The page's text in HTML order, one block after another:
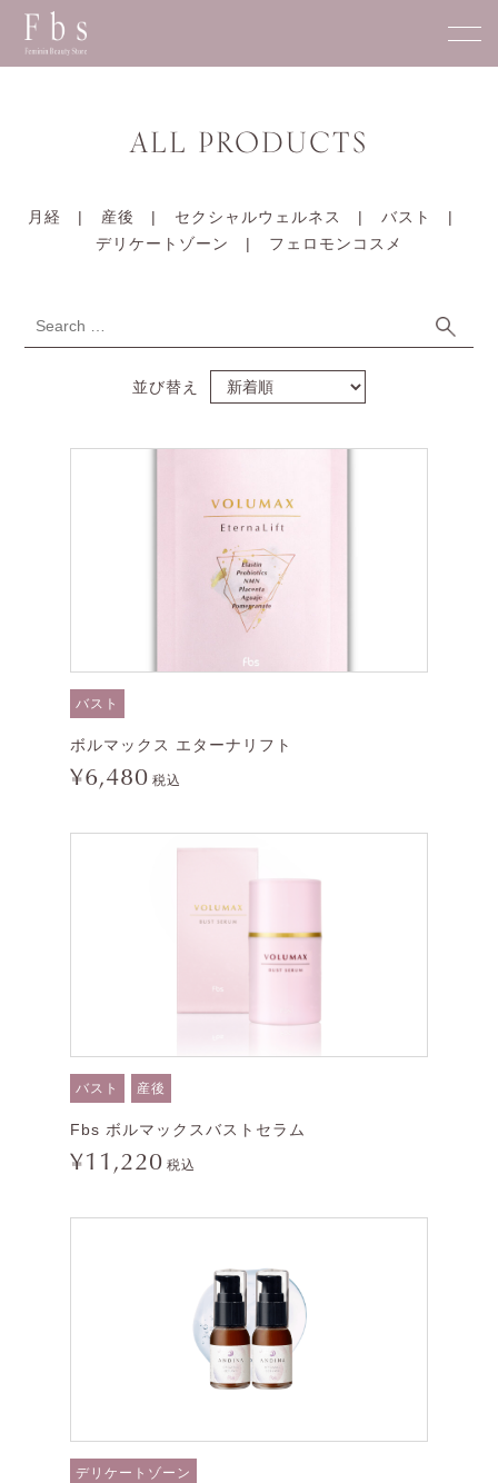
ALL PRODUCTS
月経 産後 セクシャルウェルネス
バスト
デリケートゾーン
フェロモンコスメ
for:
Search
並び替え
バスト
ボルマックス エターナリフト
¥6,480 税込
バスト 産後
Fbs ボルマックスバストセラム
¥11,220 税込
デリケートゾーン